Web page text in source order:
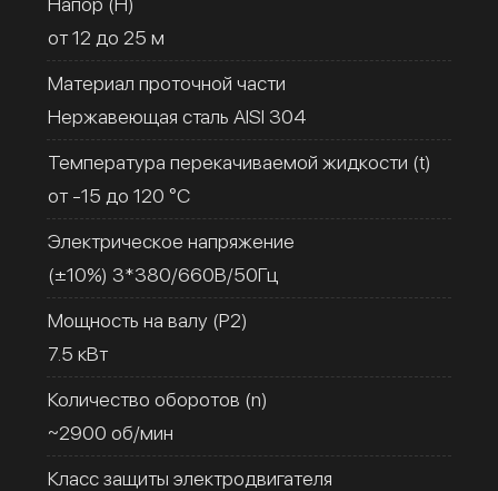
от 12 до 25 м
Материал проточной части
Нержавеющая сталь AISI 304
Температура перекачиваемой жидкости (t)
от -15 до 120 °C
Электрическое напряжение
(±10%) 3*380/660В/50Гц
Мощность на валу (Р2)
7.5 кВт
Количество оборотов (n)
~2900 об/мин
Класс защиты электродвигателя